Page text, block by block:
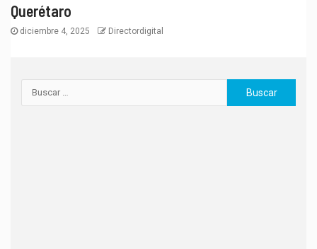
Querétaro
diciembre 4, 2025 Directordigital